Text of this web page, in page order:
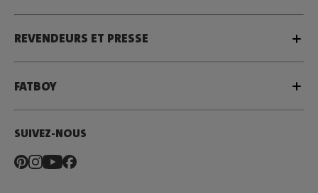
REVENDEURS ET PRESSE
FATBOY
SUIVEZ-NOUS